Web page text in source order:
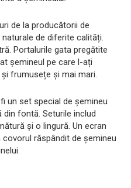
de la producătorii de
de diferite calități.
Portalurile gata pregătite
șemineul pe care l-ați
frumusețe și mai mari.
un set special de șemineu
fontă. Seturile includ
și o lingură. Un ecran
răspândit de șemineu